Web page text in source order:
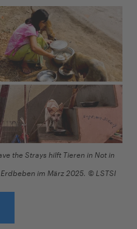
the Strays hilft Tieren in Not in
im März 2025. © LSTSI